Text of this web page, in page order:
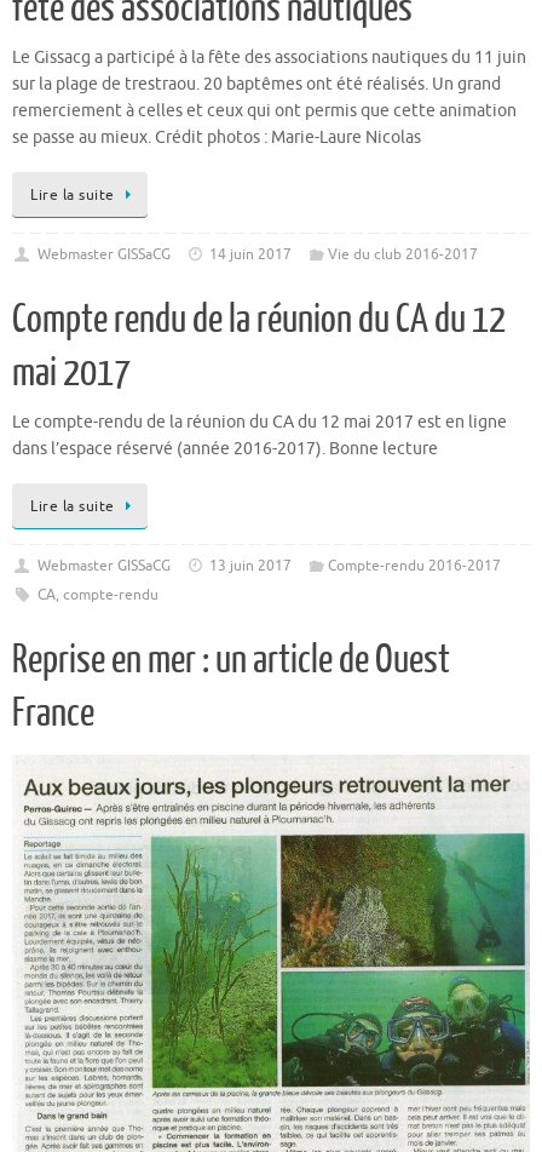
fête des associations nautiques
Le Gissacg a participé à la fête des associations nautiques du 11 juin
sur la plage de trestraou. 20 baptêmes ont été réalisés. Un grand
remerciement à celles et ceux qui ont permis que cette animation
se passe au mieux. Crédit photos : Marie-Laure Nicolas
Lire la suite
Webmaster GISSaCG 14 juin 2017 Vie du club 2016-2017
Compte rendu de la réunion du CA du 12
mai 2017
Le compte-rendu de la réunion du CA du 12 mai 2017 est en ligne
dans l’espace réservé (année 2016-2017). Bonne lecture
Lire la suite
Webmaster GISSaCG 13 juin 2017
Compte-rendu 2016-2017
CA, compte-rendu
Reprise en mer : un article de Ouest
France